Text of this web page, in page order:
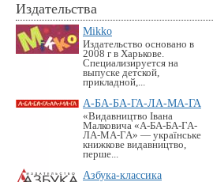
Издательства
Mikko
Издательство основано в
2008 г в Харькове.
Специализируется на
выпуске детской,
прикладной,...
А-БА-БА-ГА-ЛА-МА-ГА
«Видавництво Івана
Малковича «А-БА-БА-ГА-
ЛА-МА-ГА» — українське
книжкове видавництво,
перше...
Азбука-классика